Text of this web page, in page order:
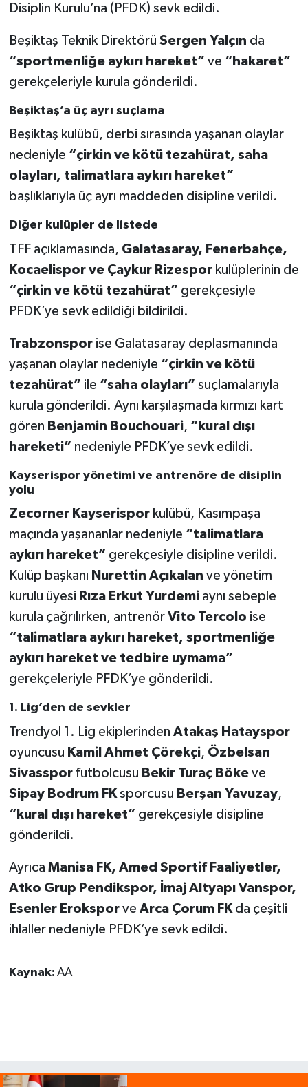
Disiplin Kurulu’na (PFDK) sevk edildi.
Beşiktaş Teknik Direktörü Sergen Yalçın da
“sportmenliğe aykırı hareket” ve “hakaret”
gerekçeleriyle kurula gönderildi.
Beşiktaş’a üç ayrı suçlama
Beşiktaş kulübü, derbi sırasında yaşanan olaylar
nedeniyle “çirkin ve kötü tezahürat, saha
olayları, talimatlara aykırı hareket”
başlıklarıyla üç ayrı maddeden disipline verildi.
Diğer kulüpler de listede
TFF açıklamasında, Galatasaray, Fenerbahçe,
Kocaelispor ve Çaykur Rizesporkulüplerinin de
“çirkin ve kötü tezahürat” gerekçesiyle
PFDK’ye sevk edildiği bildirildi.
Trabzonsporise Galatasaray deplasmanında
yaşanan olaylar nedeniyle “çirkin ve kötü
tezahürat” ile “saha olayları” suçlamalarıyla
kurula gönderildi. Aynı karşılaşmada kırmızı kart
gören Benjamin Bouchouari, “kural dışı
hareketi” nedeniyle PFDK’ye sevk edildi.
Kayserispor yönetimi ve antrenöre de disiplin
yolu
Zecorner Kayserisporkulübü, Kasımpaşa
maçında yaşananlar nedeniyle “talimatlara
aykırı hareket” gerekçesiyle disipline verildi.
Kulüp başkanı Nurettin Açıkalan ve yönetim
kurulu üyesi Rıza Erkut Yurdemiaynı sebeple
kurula çağrılırken, antrenör Vito Tercolo ise
“talimatlara aykırı hareket, sportmenliğe
aykırı hareket ve tedbire uymama”
gerekçeleriyle PFDK’ye gönderildi.
1. Lig’den de sevkler
Trendyol 1. Lig ekiplerinden Atakaş Hatayspor
oyuncusu Kamil Ahmet Çörekçi, Özbelsan
Sivassporfutbolcusu Bekir Turaç Bökeve
Sipay Bodrum FKsporcusu Berşan Yavuzay,
“kural dışı hareket” gerekçesiyle disipline
gönderildi.
Ayrıca Manisa FK, Amed Sportif Faaliyetler,
Atko Grup Pendikspor, İmaj Altyapı Vanspor,
Esenler Eroksporve Arca Çorum FKda çeşitli
ihlaller nedeniyle PFDK’ye sevk edildi.
Kaynak: AA